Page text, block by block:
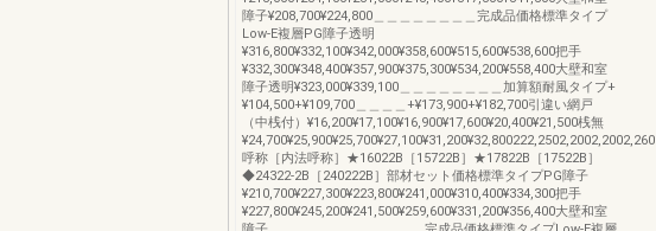
障子¥208,700¥224,800＿＿＿＿＿＿＿＿完成品価格標準タイプ
Low-E複層PG障子透明
¥316,800¥332,100¥342,000¥358,600¥515,600¥538,600把手
¥332,300¥348,400¥357,900¥375,300¥534,200¥558,400大壁和室
障子透明¥323,000¥339,100＿＿＿＿＿＿＿＿加算額耐風タイプ+
¥104,500+¥109,700＿＿＿＿+¥173,900+¥182,700引違い網戸
（中桟付）¥16,200¥17,100¥16,900¥17,600¥20,400¥21,500桟無
¥24,700¥25,900¥25,700¥27,100¥31,200¥32,800222,2502,2002,2002,260
呼称［内法呼称］★16022B［15722B］★17822B［17522B］
◆24322-2B［240222B］部材セット価格標準タイプPG障子
¥210,700¥227,300¥223,800¥241,000¥310,400¥334,300把手
¥227,800¥245,200¥241,500¥259,600¥331,200¥356,400大壁和室